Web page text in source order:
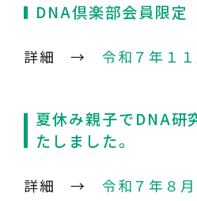
DNA倶楽部会員限
詳細 → 令和７年１
夏休み親子でDNA研
たしました。
詳細 → 令和７年８